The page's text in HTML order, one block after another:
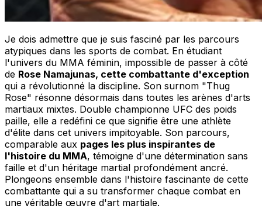
Je dois admettre que je suis fasciné par les parcours
atypiques dans les sports de combat. En étudiant
l'univers du MMA féminin, impossible de passer à côté
de Rose Namajunas, cette combattante d'exception
qui a révolutionné la discipline. Son surnom "Thug
Rose" résonne désormais dans toutes les arènes d'arts
martiaux mixtes. Double championne UFC des poids
paille, elle a redéfini ce que signifie être une athlète
d'élite dans cet univers impitoyable. Son parcours,
comparable aux pages les plus inspirantes de
l'histoire du MMA, témoigne d'une détermination sans
faille et d'un héritage martial profondément ancré.
Plongeons ensemble dans l'histoire fascinante de cette
combattante qui a su transformer chaque combat en
une véritable œuvre d'art martiale.